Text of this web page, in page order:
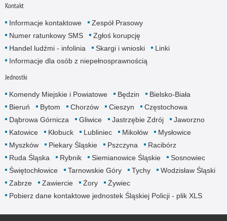
Kontakt
Informacje kontaktowe
Zespół Prasowy
Numer ratunkowy SMS
Zgłoś korupcję
Handel ludźmi - infolinia
Skargi i wnioski
Linki
Informacje dla osób z niepełnosprawnością
Jednostki
Komendy Miejskie i Powiatowe Będzin
Bielsko-Biała
Bieruń
Bytom Chorzów Cieszyn
Częstochowa
Dąbrowa Górnicza
Gliwice Jastrzębie Zdrój
Jaworzno
Katowice
Kłobuck Lubliniec Mikołów
Mysłowice
Myszków
Piekary Śląskie Pszczyna
Racibórz
Ruda Śląska
Rybnik Siemianowice Śląskie
Sosnowiec
Świętochłowice
Tarnowskie Góry Tychy
Wodzisław Śląski
Zabrze
Zawiercie Żory
Żywiec
Pobierz dane kontaktowe jednostek Śląskiej Policji - plik XLS